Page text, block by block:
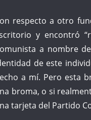
respecto a otro
y encontró
a nombre
de este
a mí. Pero esta
broma, o si
tarjeta del Partido